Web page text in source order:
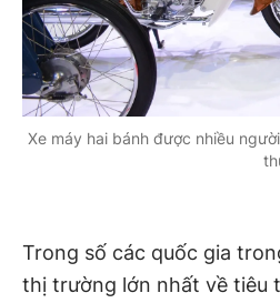
Xe máy hai bánh được nhiều
Trong số các quốc gia
thị trường lớn nhất về tiêu